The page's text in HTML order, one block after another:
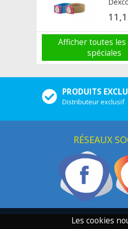
Afficher toutes les
spéciales
PRODUITS
Distributeur exclusif
RÉSEAUX
Les cookies